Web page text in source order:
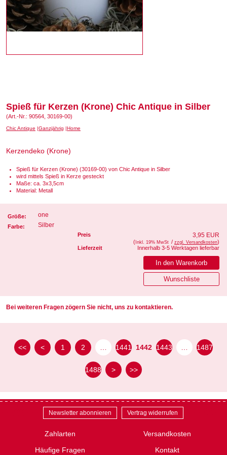
Spieß für Kerzen (Krone) Chic Antique in Silber
(Art.-Nr.: 90564, 30169-00)
Chic Antique Ganzjährig Home
Kerzendeko (Krone)
Spieß für Kerzen (Krone) (30169-00) von Chic Antique in Silber
wird mittels Spieß in Kerze gesteckt
Maße: ca. 3x3,5cm
Material: Metall
Größe: one
Farbe: Silber
Preis 3,95 EUR
( Inkl. 19% MwSt / zzgl. Versandkosten)
Lieferzeit
Innerhalb 3-5 Werktagen lieferbar
Bei weiteren Fragen zögern Sie nicht, uns zu kontaktieren.
<< < 1 2 1441 1442 1443 1487
1488 > >>
Newsletter abonnieren Vertrag widerrufen
Zahlarten
Versandkosten
Häufige Fragen
Kontakt